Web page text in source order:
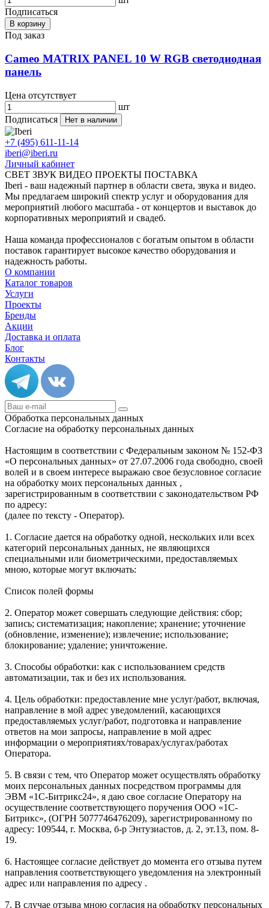
Подписаться
В корзину
Под заказ
Cameo MATRIX PANEL 10 W RGB светодиодная
панель
Цена отсутствует
шт
Подписаться
Нет в наличии
+7 (495) 611-11-14
iberi@iberi.ru
Личный кабинет
СВЕТ ЗВУК ВИДЕО ПРОЕКТЫ ПОСТАВКА
Iberi - ваш надежный партнер в области света, звука и видео.
Мы предлагаем широкий спектр услуг и оборудования для
мероприятий любого масштаба - от концертов и выставок до
корпоративных мероприятий и свадеб.
Наша команда профессионалов с богатым опытом в области
поставок гарантирует высокое качество оборудования и
надежность работы.
О компании
Каталог товаров
Услуги
Проекты
Бренды
Акции
Доставка и оплата
Блог
Контакты
Обработка персональных данных
Согласие на обработку персональных данных
Настоящим в соответствии с Федеральным законом № 152-ФЗ
«О персональных данных» от 27.07.2006 года свободно, своей
волей и в своем интересе выражаю свое безусловное согласие
на обработку моих персональных данных ,
зарегистрированным в соответствии с законодательством РФ
по адресу:
(далее по тексту - Оператор).
1. Согласие дается на обработку одной, нескольких или всех
категорий персональных данных, не являющихся
специальными или биометрическими, предоставляемых
мною, которые могут включать:
Список полей формы
2. Оператор может совершать следующие действия: сбор;
запись; систематизация; накопление; хранение; уточнение
(обновление, изменение); извлечение; использование;
блокирование; удаление; уничтожение.
3. Способы обработки: как с использованием средств
автоматизации, так и без их использования.
4. Цель обработки: предоставление мне услуг/работ, включая,
направление в мой адрес уведомлений, касающихся
предоставляемых услуг/работ, подготовка и направление
ответов на мои запросы, направление в мой адрес
информации о мероприятиях/товарах/услугах/работах
Оператора.
5. В связи с тем, что Оператор может осуществлять обработку
моих персональных данных посредством программы для
ЭВМ «1С-Битрикс24», я даю свое согласие Оператору на
осуществление соответствующего поручения ООО «1С-
Битрикс», (ОГРН 5077746476209), зарегистрированному по
адресу: 109544, г. Москва, б-р Энтузиастов, д. 2, эт.13, пом. 8-
19.
6. Настоящее согласие действует до момента его отзыва путем
направления соответствующего уведомления на электронный
адрес или направления по адресу .
7. В случае отзыва мною согласия на обработку персональных